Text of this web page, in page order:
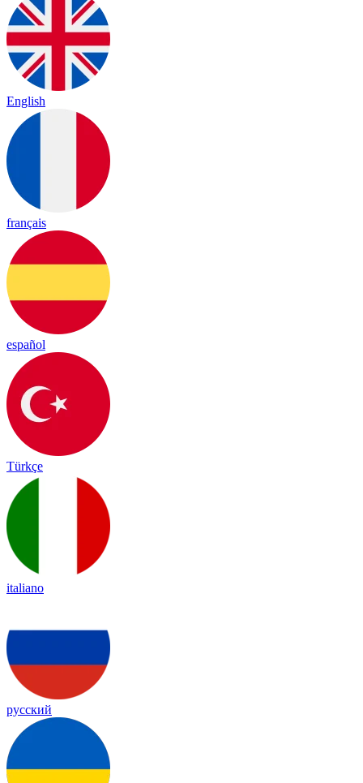
English
français
español
Türkçe
italiano
русский